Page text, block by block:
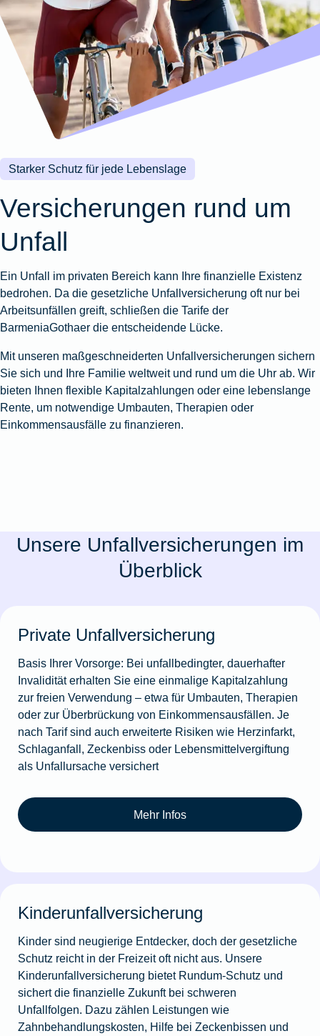
Wohnungsschutzbrief
Zur
Produktübersicht
Gewässerschadenhaftpflicht
Zur
Produktübersicht
Produktübersicht
Reisehaftpflichtversicherung
Reiserücktrittsversicherung
Zur
Produktübersicht
Produktübersicht
Produktübersicht
Produktübersicht
Montageversicherung
Zur
Produktübersicht
Gruppenunfall für
Betriebe
Gruppenunfall für
Vereine
Produktübersicht
Kunstversicherung
Ausstellungsversicherung
Valorenversicherung
Oldtimersammlungsversicherung
Zur
Starker Schutz für jede Lebenslage
Versicherungen rund um
Unfall
Ein Unfall im privaten Bereich kann Ihre finanzielle Existenz
bedrohen. Da die gesetzliche Unfallversicherung oft nur bei
Arbeitsunfällen greift, schließen die Tarife der
BarmeniaGothaer die entscheidende Lücke.
Mit unseren maßgeschneiderten Unfallversicherungen sichern
Sie sich und Ihre Familie weltweit und rund um die Uhr ab. Wir
bieten Ihnen flexible Kapitalzahlungen oder eine lebenslange
Rente, um notwendige Umbauten, Therapien oder
Einkommensausfälle zu finanzieren.
Unsere Unfallversicherungen im
Überblick
Private Unfallversicherung
Basis Ihrer Vorsorge: Bei unfallbedingter, dauerhafter
Invalidität erhalten Sie eine einmalige Kapitalzahlung
zur freien Verwendung – etwa für Umbauten, Therapien
oder zur Überbrückung von Einkommensausfällen. Je
nach Tarif sind auch erweiterte Risiken wie Herzinfarkt,
Schlaganfall, Zeckenbiss oder Lebensmittelvergiftung
als Unfallursache versichert
Mehr Infos
Kinderunfallversicherung
Kinder sind neugierige Entdecker, doch der gesetzliche
Schutz reicht in der Freizeit oft nicht aus. Unsere
Kinderunfallversicherung bietet Rundum-Schutz und
sichert die finanzielle Zukunft bei schweren
Unfallfolgen. Dazu zählen Leistungen wie
Zahnbehandlungskosten, Hilfe bei Zeckenbissen und